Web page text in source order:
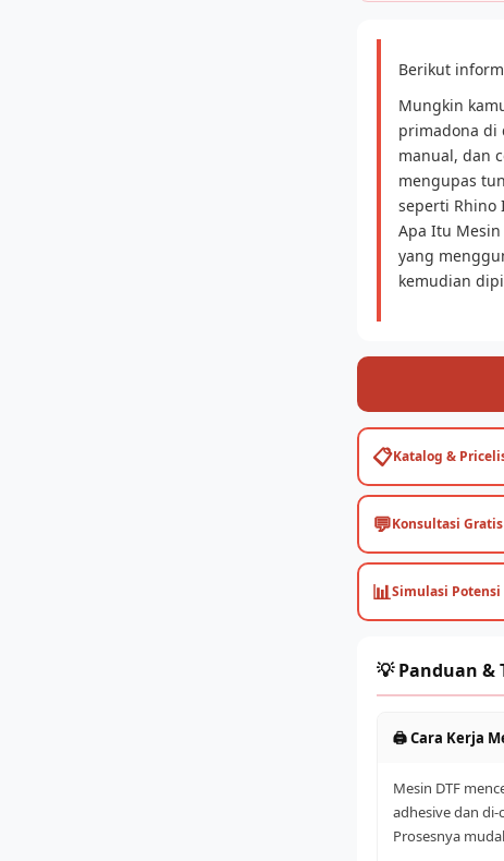
Berikut
Mungkin
primadona di
manual, dan
mengupas
seperti Rhino
Apa Itu Mesin
yang
kemudian
📋Katalog &
💬Konsultasi Gratis
📊Simulasi Potensi
💡 Panduan &
🖨️ Cara Kerja
Mesin DTF
adhesive dan
Prosesnya